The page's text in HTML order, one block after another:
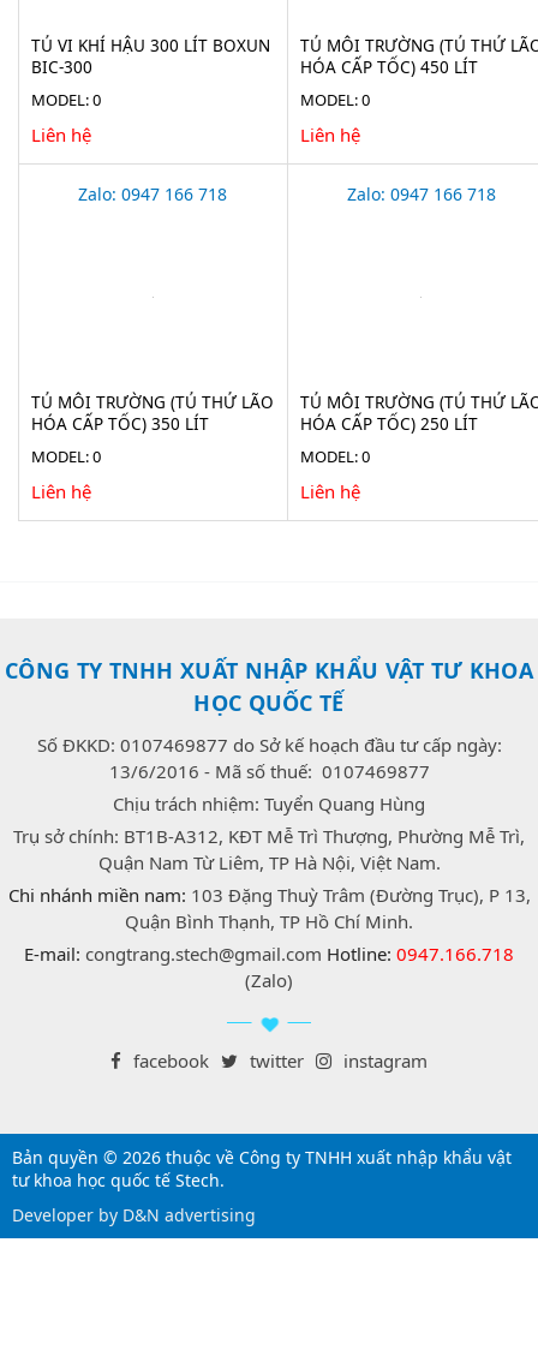
TỦ VI KHÍ HẬU 300 LÍT BOXUN
BIC-300
MODEL: 0
Liên hệ
TỦ MÔI TRƯỜNG (TỦ THỬ
HÓA CẤP TỐC) 450 LÍT
MODEL: 0
Liên hệ
Zalo: 0947 166 718
TỦ MÔI TRƯỜNG (TỦ THỬ LÃO
HÓA CẤP TỐC) 350 LÍT
MODEL: 0
Liên hệ
Zalo: 0947 166 718
TỦ MÔI TRƯỜNG (TỦ THỬ
HÓA CẤP TỐC) 250 LÍT
MODEL: 0
Liên hệ
CÔNG TY TNHH XUẤT NHẬP KHẨU VẬT TƯ KHOA
HỌC QUỐC TẾ
Số ĐKKD: 0107469877 do Sở kế hoạch đầu tư cấp ngày:
13/6/2016 - Mã số thuế: 0107469877
Chịu trách nhiệm: Tuyển Quang Hùng
Trụ sở chính: BT1B-A312, KĐT Mễ Trì Thượng, Phường Mễ Trì,
Quận Nam Từ Liêm, TP Hà Nội, Việt Nam.
Chi nhánh miền nam: 103 Đặng Thuỳ Trâm (Đường Trục), P 13,
Quận Bình Thạnh, TP Hồ Chí Minh.
E-mail: congtrang.stech@gmail.com Hotline: 0947.166.718
(Zalo)
facebook twitter instagram
Bản quyền © 2026 thuộc về Công ty TNHH xuất nhập khẩu vật
tư khoa học quốc tế Stech.
Developer by D&N advertising